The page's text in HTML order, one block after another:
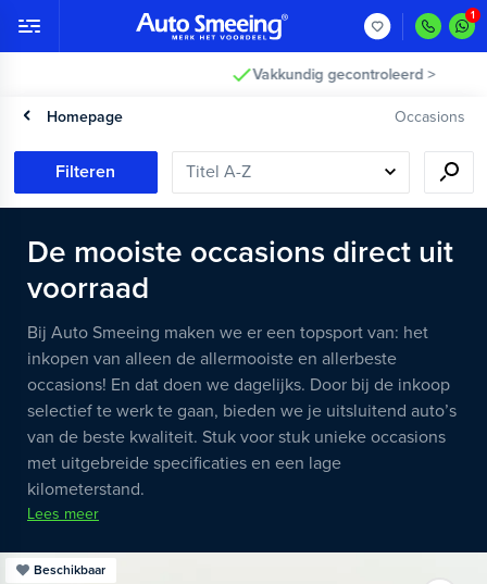
Vakkundig gecontroleerd >
Homepage Occasions
Filteren
De mooiste occasions direct uit
voorraad
Bij Auto Smeeing maken we er een topsport van: het
inkopen van alleen de allermooiste en allerbeste
occasions! En dat doen we dagelijks. Door bij de inkoop
selectief te werk te gaan, bieden we je uitsluitend auto’s
van de beste kwaliteit. Stuk voor stuk unieke occasions
met uitgebreide specificaties en een lage
kilometerstand.
Lees meer
Beschikbaar